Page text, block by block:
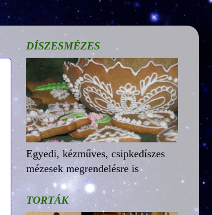
DÍSZESMÉZES
Egyedi, kézműves, csipkedíszes
mézesek megrendelésre is
TORTÁK